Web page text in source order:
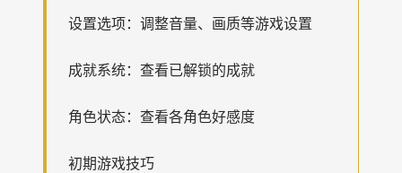
设置选项：调整音量、画质等游戏设置
成就系统：查看已解锁的成就
角色状态：查看各角色好感度
初期游戏技巧